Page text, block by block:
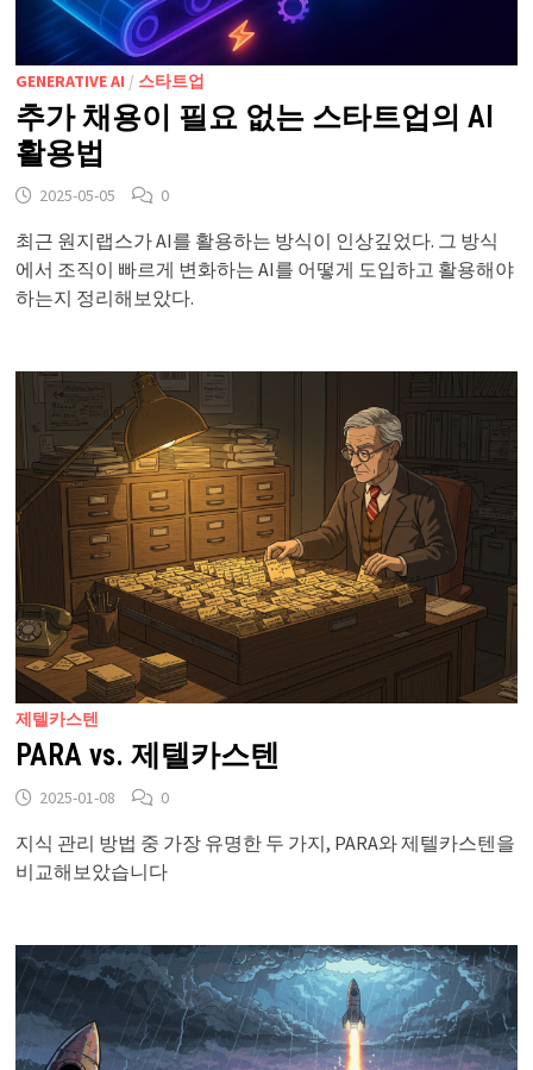
GENERATIVE AI / 스타트업
추가 채용이 필요 없는 스타트업의 AI
활용법
2025-05-05 0
최근 원지랩스가 AI를 활용하는 방식이 인상깊었다. 그 방식
에서 조직이 빠르게 변화하는 AI를 어떻게 도입하고 활용해야
하는지 정리해보았다.
제텔카스텐
PARA vs. 제텔카스텐
2025-01-08 0
지식 관리 방법 중 가장 유명한 두 가지, PARA와 제텔카스텐을
비교해보았습니다